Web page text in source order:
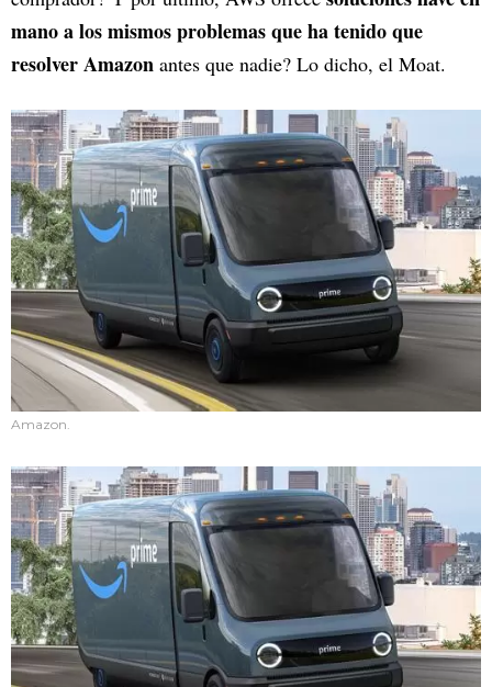
mano a los mismos problemas que ha tenido que
resolver Amazon antes que nadie? Lo dicho, el Moat.
Amazon.